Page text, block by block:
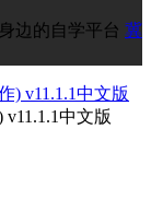
边的自学平台 冀
中文版